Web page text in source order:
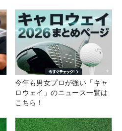
今年も男女プロが強い「キャ
ロウェイ」のニュース一覧は
こちら！